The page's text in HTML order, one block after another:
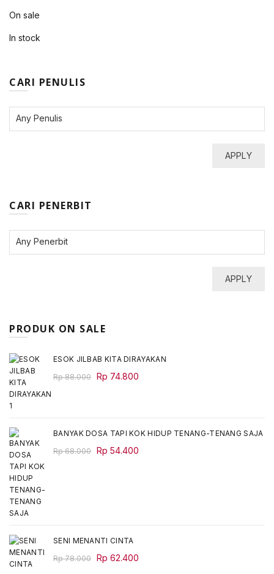
On sale
In stock
CARI PENULIS
APPLY
CARI PENERBIT
APPLY
PRODUK ON SALE
ESOK JILBAB KITA DIRAYAKAN
Rp88.000 Original
Rp 74.800
BANYAK DOSA TAPI KOK HIDUP TENANG-TENANG SAJA
Rp68.000 Original
Rp 54.400
SENI MENANTI CINTA
Rp78.000 Original
Rp 62.400